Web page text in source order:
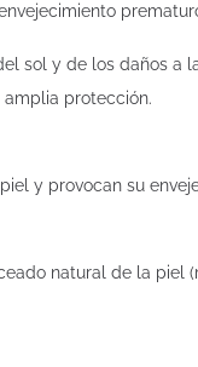
sol y de los daños a
protección.
y provocan su
natural de la piel